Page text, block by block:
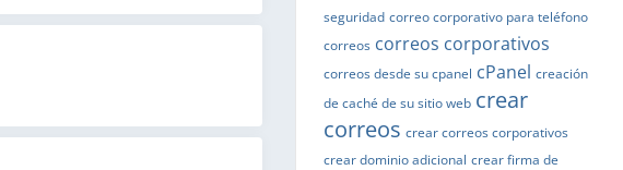
seguridad correo corporativo para teléfono
correos correos corporativos
correos desde su cpanel cPanel creación
de caché de su sitio web crear
correos crear correos corporativos
crear dominio adicional crear firma de